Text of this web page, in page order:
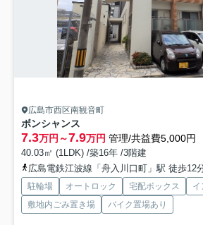
広島市西区南観音町
ボンシャンス
7.3万円～7.9万円 管理/共益費5,000円
40.03㎡ (1LDK) /築16年 /3階建
広島電鉄江波線「舟入川口町」駅 徒歩12
駐輪場 オートロック 宅配ボックス
イ
敷地内ごみ置き場
バイク置場あり